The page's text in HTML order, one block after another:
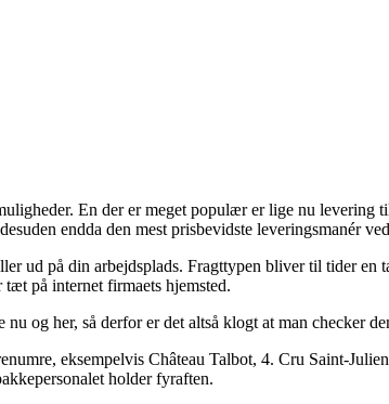
En der er meget populær er lige nu levering
endda den mest prisbevidste leveringsmanér
ud på din arbejdsplads. Fragttypen bliver til tider
på internet firmaets hjemsted.
og her, så derfor er det altså klogt at man checker
eksempelvis Château Talbot, 4. Cru Saint-
holder fyraften.